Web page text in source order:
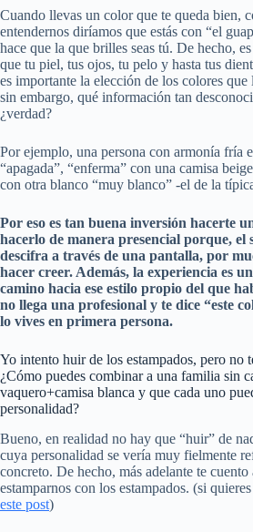
Cuando llevas un color que te queda bien,
entendernos diríamos que estás con “el
hace que la que brilles seas tú. De hecho,
que tu piel, tus ojos, tu pelo y hasta tus
es importante la elección de los colores que
sin embargo, qué información tan
¿verdad?
Por ejemplo, una persona con armonía fría
“apagada”, “enferma” con una camisa
con otra blanco “muy blanco” -el de la
Por eso es tan buena inversión hacerte
hacerlo de manera presencial porque, el
descifra a través de una pantalla, por
hacer creer. Además, la experiencia es
camino hacia ese estilo propio del que
no llega una profesional y te dice “este
lo vives en primera persona.
Yo intento huir de los estampados, pero no
¿Cómo puedes combinar a una familia sin
vaquero+camisa blanca y que cada uno
personalidad?
Bueno, en realidad no hay que “huir” de
cuya personalidad se vería muy fielmente
concreto. De hecho, más adelante te
estamparnos con los estampados. (si
este post)